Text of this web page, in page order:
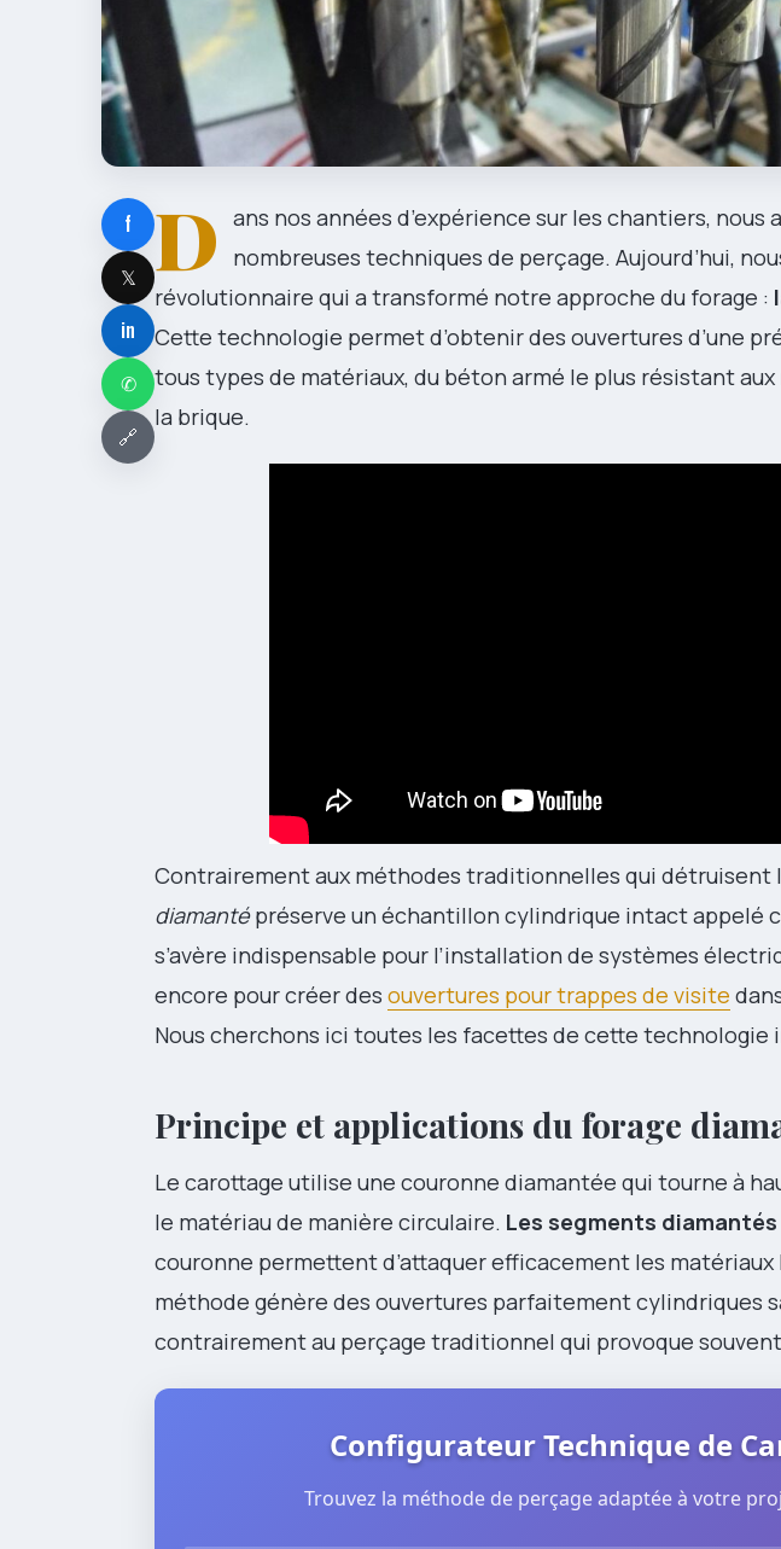
f
𝕏
in
✆
🔗
D ans nos années d’expérience sur les chantiers, nous
nombreuses techniques de perçage. Aujourd’hui,
révolutionnaire qui a transformé notre approche du forage :
Cette technologie permet d’obtenir des ouvertures d’une
tous types de matériaux, du béton armé le plus résistant
la brique.
Contrairement aux méthodes traditionnelles qui détruisent
diamantépréserve un échantillon cylindrique intact appelé
s’avère indispensable pour l’installation de systèmes
encore pour créer des ouvertures pour trappes de visite
Nous cherchons ici toutes les facettes de cette technologie
Principe et applications du forage
Le carottage utilise une couronne diamantée qui tourne à
le matériau de manière circulaire. Les segments diamantés
couronne permettent d’attaquer efficacement les matériaux
méthode génère des ouvertures parfaitement cylindriques
contrairement au perçage traditionnel qui provoque
Configurateur Technique de
Trouvez la méthode de perçage adaptée à votre